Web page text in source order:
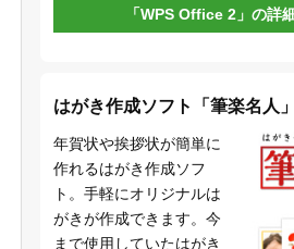
「WPS Office 2」の詳
はがき作成ソフト「筆楽名人」
年賀状や挨拶状が簡単に
作れるはがき作成ソフ
ト。手軽にオリジナルは
がきが作成できます。今
まで使用していたはがき